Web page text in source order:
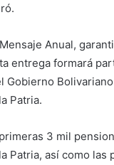
Anual,
entrega formará
Gobierno
Patria.
3 mil
Patria, así como las